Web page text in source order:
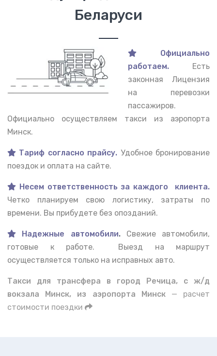
Беларуси
Официально
работаем.
Есть
законная Лицензия
на перевозки
пассажиров.
Официально осуществляем такси из аэропорта
Минск.
Тариф согласно прайсу. Удобное бронирование
поездок и оплата на сайте.
Несем ответственность за каждого клиента.
Четко планируем свою логистику, затраты по
времени. Вы прибудете без опозданий.
Надежные автомобили. Свежие автомобили,
готовые к работе. Выезд на маршрут
осуществляется только на исправных авто.
Такси для трансфера в город Речица, с ж/д
вокзала Минск, из аэропорта Минск— расчет
стоимости поездки